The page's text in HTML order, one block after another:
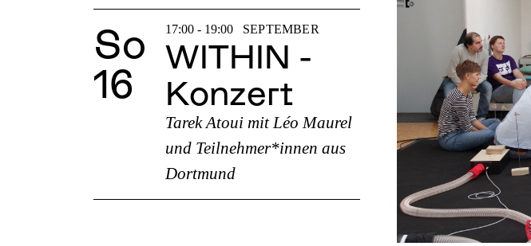
So
16
17:00 - 19:00 SEPTEMBER
WITHIN -
Konzert
Tarek Atoui mit Léo Maurel
und Teilnehmer*innen aus
Dortmund